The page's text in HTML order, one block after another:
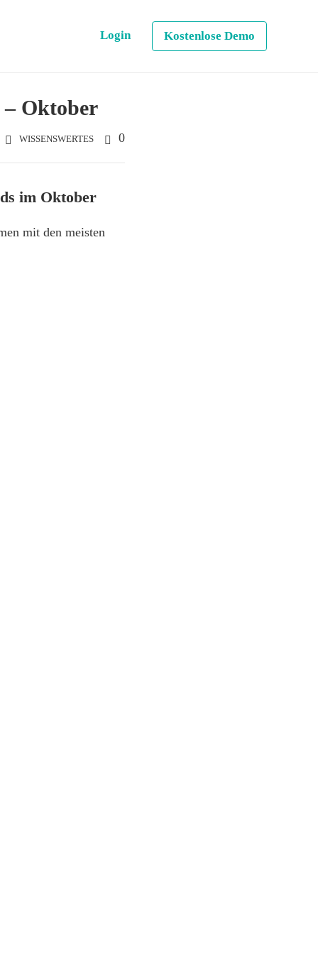
Login Kostenlose Demo
– Oktober
WISSENSWERTES 0
im Oktober
mit den meisten